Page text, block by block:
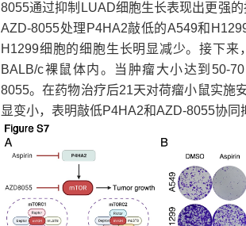
8055通过抑制LUAD细胞生长表现出更强
AZD-8055处理P4HA2敲低的A549和
H1299细胞的细胞生长明显减少。接下
BALB/c裸鼠体内。当肿瘤大小达到50-
8055。在药物治疗后21天对荷瘤小鼠实施
显变小，表明敲低P4HA2和AZD-8055协同